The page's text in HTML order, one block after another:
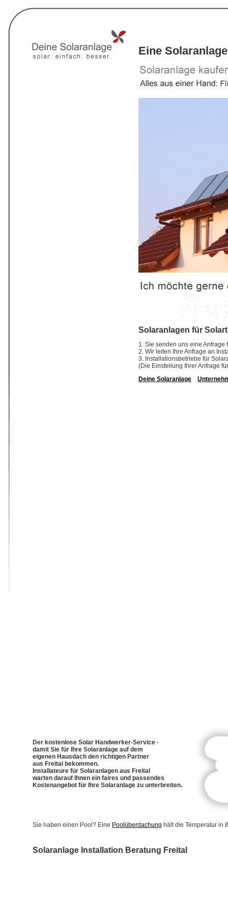
Eine
Solaranlagen für
1. Sie senden uns eine
2. Wir leiten Ihre Anfrage an
3. Installationsbetriebe für
(Die Einstellung Ihrer Anfrage
Deine Solaranlage
Der kostenlose Solar Handwerker-Service -
damit Sie für Ihre Solaranlage auf dem
eigenen Hausdach den richtigen Partner
aus Freital bekommen.
Installateure für Solaranlagen aus Freital
warten darauf Ihnen ein faires und passendes
Kostenangebot für Ihre Solaranlage zu unterbreiten.
Sie haben einen Pool? Eine Poolüberdachung hält die Temperatur in
Solaranlage Installation Beratung Freital